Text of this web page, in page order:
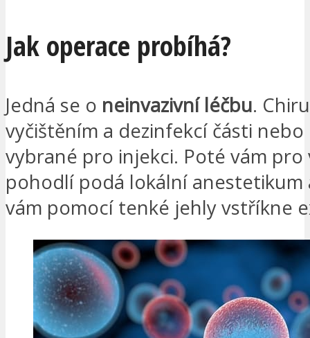
Jak operace probíhá?
Jedná se o neinvazivní léčbu.
vyčištěním a dezinfekcí části
vybrané pro injekci. Poté vám pro
pohodlí podá lokální anestetikum
vám pomocí tenké jehly vstříkne